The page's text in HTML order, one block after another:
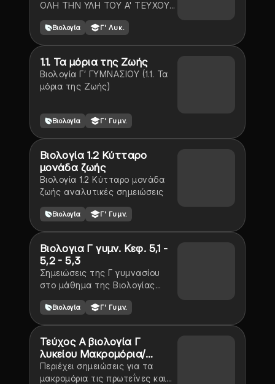
ΟΛΗ ΤΗΝ ΥΛΗ ΤΟΥ Α' ΤΕΥΧΟΥΣ
ΚΑΙ TIPS!
Βιολογία Γ' Λυκ.
1.1. Τα μόρια της Ζωής
Βιολογία Γ’ ΓΥΜΝΑΣΙΟΥ (1.1. Τα
μόρια της Ζωής)
Βιολογία Γ' Γυμν.
Βιολογία 1.2 Κύτταρο
μονάδα ζωής
Βιολογία 1.2 Κύτταρο μονάδα
ζωής αναλυτικές σημειώσεις
Βιολογία Γ' Γυμν.
Βιολογια Γ γυμν. Κεφ. 5,1 -
5,2 - 5,3
Σημειώσεις της Γ γυμνασίου
στο μάθημα της Βιολογίας
Βιολογία Γ' Γυμν.
Τεύχος Α βιολογία Γ
λυκείου Μακρομόρια/
πρωτεΐνες/αμινοξέα
Περιέχει σημειώσεις για τα
μακρομόρια τις πρωτεΐνες και